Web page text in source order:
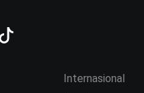
Internasional